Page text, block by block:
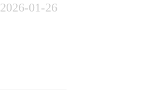
2026-01 -26